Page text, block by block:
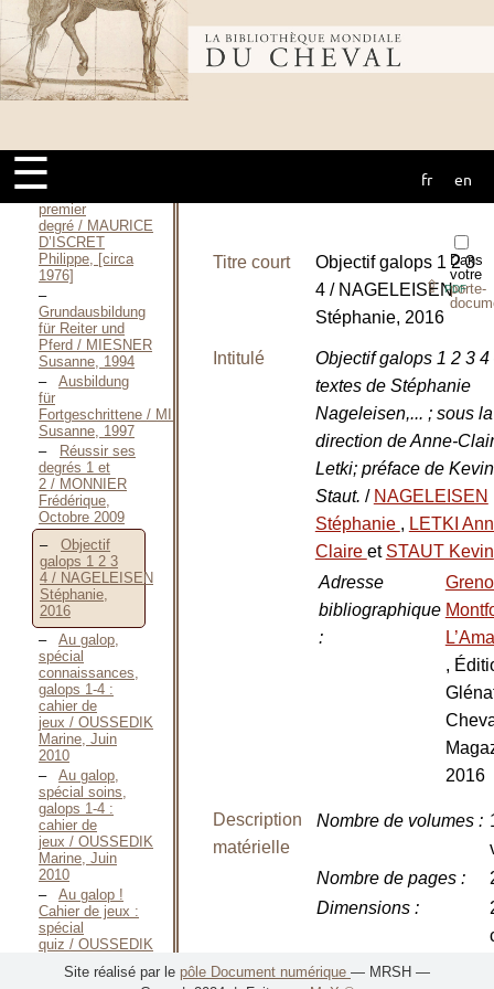
Bibliothèque
mondiale du
cheval
☰ fr en
équestre / LECOMTE
Cassandra, Avril
2006
Examen
d’équitation du
deuxième
1976]
d’équitation du
premier
degré / MAURICE
D’ISCRET
Philippe, [circa
1976]
Grundausbildung
für Reiter und
Pferd / MIESNER
Susanne, 1994
Ausbildung
für
Fortgeschrittene / MIESNER
Susanne, 1997
Réussir ses
degrés 1 et
2 / MONNIER
Frédérique,
Octobre 2009
Objectif
galops 1 2 3
4 / NAGELEISEN
Stéphanie,
2016
Au galop,
spécial
connaissances,
galops 1-4 :
cahier de
jeux / OUSSEDIK
Marine, Juin
2010
Au galop,
spécial soins,
galops 1-4 :
cahier de
jeux / OUSSEDIK
Marine, Juin
2010
Au galop !
Cahier de jeux :
spécial
quiz / OUSSEDIK
2011
Dans
votre
porte-
⇪PDF
Titre court
Objectif galops 1 2 3
4 / NAGELEISEN
Stéphanie, 2016
Intitulé
Objectif galops 1 2 3
textes de Stéphanie
Nageleisen,... ; sous la
direction de Anne-
Letki; préface de Kevin
Staut. / NAGELEISEN
Stéphanie , LETKI
Claire et STAUT Kevin
Adresse
bibliographique
:
,
2016
Description
matérielle
Nombre de volumes:
Nombre de pages:
Dimensions:
Illustrations :
Site réalisé par le pôle Document numérique — MRSH —